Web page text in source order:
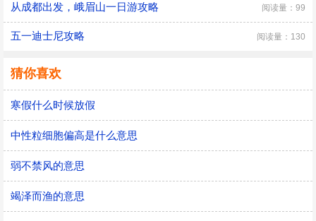
从成都出发，峨眉山一日游攻略 阅读量：99
五一迪士尼攻略 阅读量：130
猜你喜欢
寒假什么时候放假
中性粒细胞偏高是什么意思
弱不禁风的意思
竭泽而渔的意思